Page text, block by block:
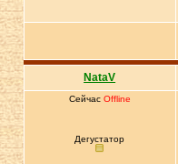
NataV
Сейчас Offline
Дегустатор